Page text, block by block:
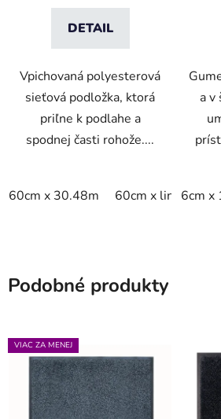
DETAIL
Vpichovaná polyesterová
sieťová podložka, ktorá
priľne k podlahe a
spodnej časti rohože....
60cm x 30.48m 60cm x linm
a v
6cm x
Podobné produkty
VIAC ZA MENEJ